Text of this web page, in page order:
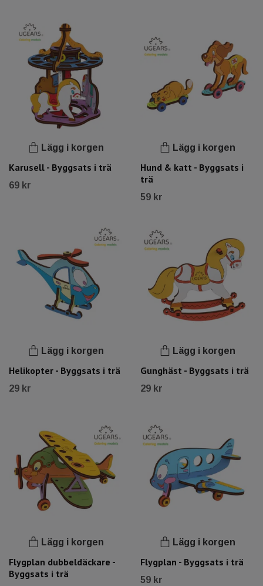
Lägg i korgen
Karusell - Byggsats i trä
69 kr
Lägg i korgen
Hund & katt - Byggsats i
trä
59 kr
Lägg i korgen
Helikopter - Byggsats i trä
29 kr
Lägg i korgen
Gunghäst - Byggsats i trä
29 kr
Lägg i korgen
Flygplan dubbeldäckare -
Byggsats i trä
Lägg i korgen
Flygplan - Byggsats i trä
59 kr